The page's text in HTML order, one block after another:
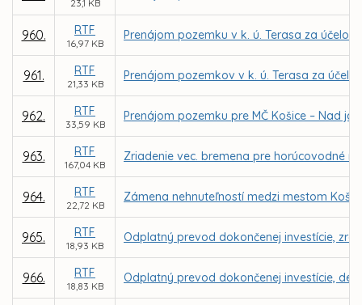
23,1 KB
960. RTF
16,97 KB
Prenájom pozemku v k. ú. Terasa za
961. RTF
21,33 KB
Prenájom pozemkov v k. ú. Terasa za
962. RTF
33,59 KB
Prenájom pozemku pre MČ Košice – Nad
963. RTF
167,04 KB
Zriadenie vec. bremena pre horúcovodné
964. RTF
22,72 KB
Zámena nehnuteľností medzi mestom
965. RTF
18,93 KB
Odplatný prevod dokončenej investície,
966. RTF
18,83 KB
Odplatný prevod dokončenej investície,